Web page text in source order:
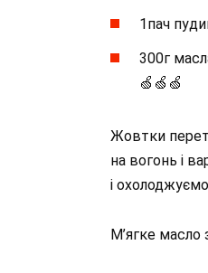
1пач
300г
🍏🍏🍏
Жовтки
на вогонь і
і
М’ягке масло